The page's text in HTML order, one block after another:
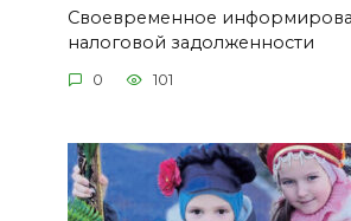
Своевременное
налоговой задолженности
0 101